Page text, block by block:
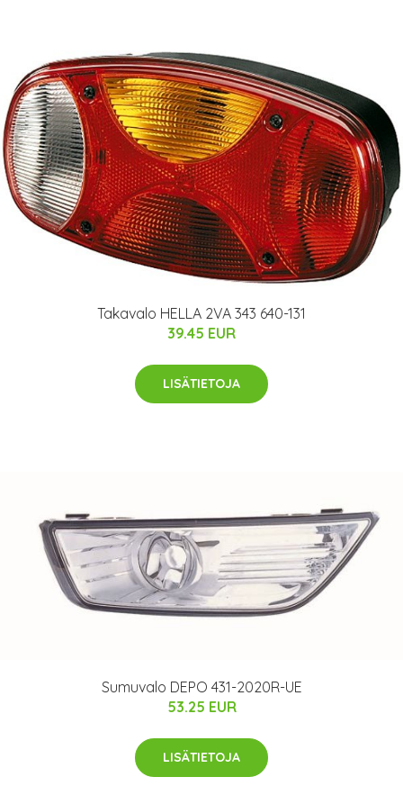
Takavalo HELLA 2VA 343 640-131
39.45 EUR
LISÄTIETOJA
Sumuvalo DEPO 431-2020R-UE
53.25 EUR
LISÄTIETOJA